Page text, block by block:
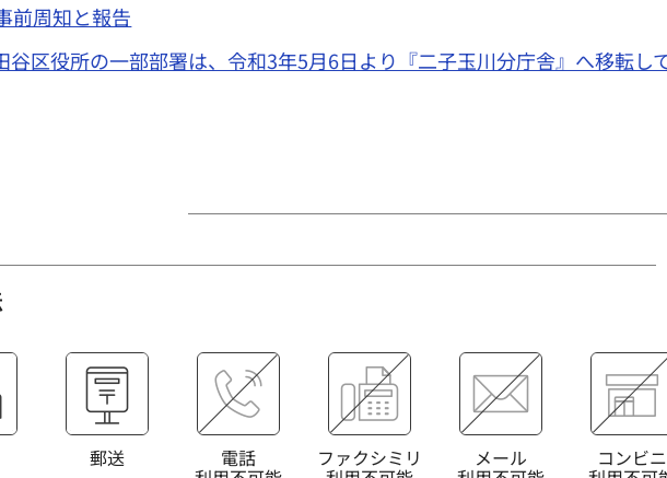
前周知と報告
区役所の一部部署は、令和3年5月6日より『二子玉川分庁舎』へ移転して
郵送 電話 ファクシミリ メール コンビニ